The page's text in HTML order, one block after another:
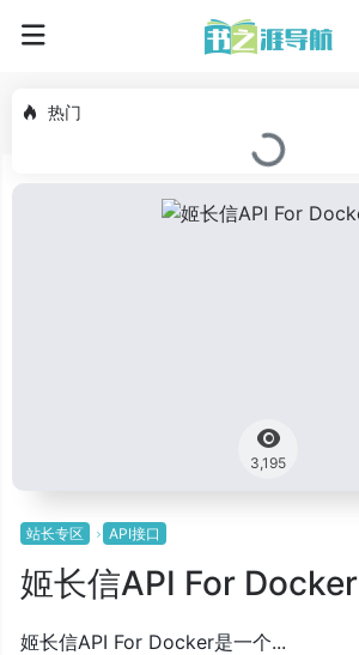
热门
3,195
站长专区 API接口
姬长信API For Docker
姬长信API For Docker是一个...